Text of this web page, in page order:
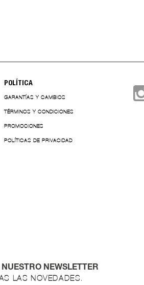
POLÍTICA
GARANTÍAS Y CAMBIOS
TÉRMINOS Y CONDICIONES
PROMOCIONES
POLÍTICAS DE PRIVACIDAD
NEWSLETTER
LAS NOVEDADES.